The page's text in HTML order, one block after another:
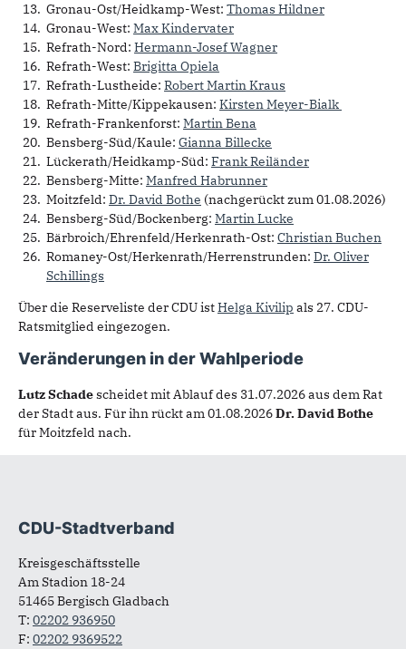
Gronau-Ost/Heidkamp-West: Thomas Hildner
Gronau-West: Max Kindervater
Refrath-Nord: Hermann-Josef Wagner
Refrath-West: Brigitta Opiela
Refrath-Lustheide: Robert Martin Kraus
Refrath-Mitte/Kippekausen: Kirsten Meyer-Bialk
Refrath-Frankenforst: Martin Bena
Bensberg-Süd/Kaule: Gianna Billecke
Lückerath/Heidkamp-Süd: Frank Reiländer
Bensberg-Mitte: Manfred Habrunner
Moitzfeld: Dr. David Bothe (nachgerückt zum 01.08.2026)
Bensberg-Süd/Bockenberg: Martin Lucke
Bärbroich/Ehrenfeld/Herkenrath-Ost: Christian Buchen
Romaney-Ost/Herkenrath/Herrenstrunden: Dr. Oliver
Schillings
Über die Reserveliste der CDU istHelga Kivilip als 27. CDU-
Ratsmitglied eingezogen.
Veränderungen in der Wahlperiode
Lutz Schadescheidet mit Ablauf des 31.07.2026 aus dem Rat
der Stadt aus. Für ihn rückt am 01.08.2026Dr. David Bothe
für Moitzfeld nach.
Fußbereich
CDU-Stadtverband
Kreisgeschäftsstelle
Am Stadion 18-24
51465 Bergisch Gladbach
T: 02202 936950
F: 02202 9369522